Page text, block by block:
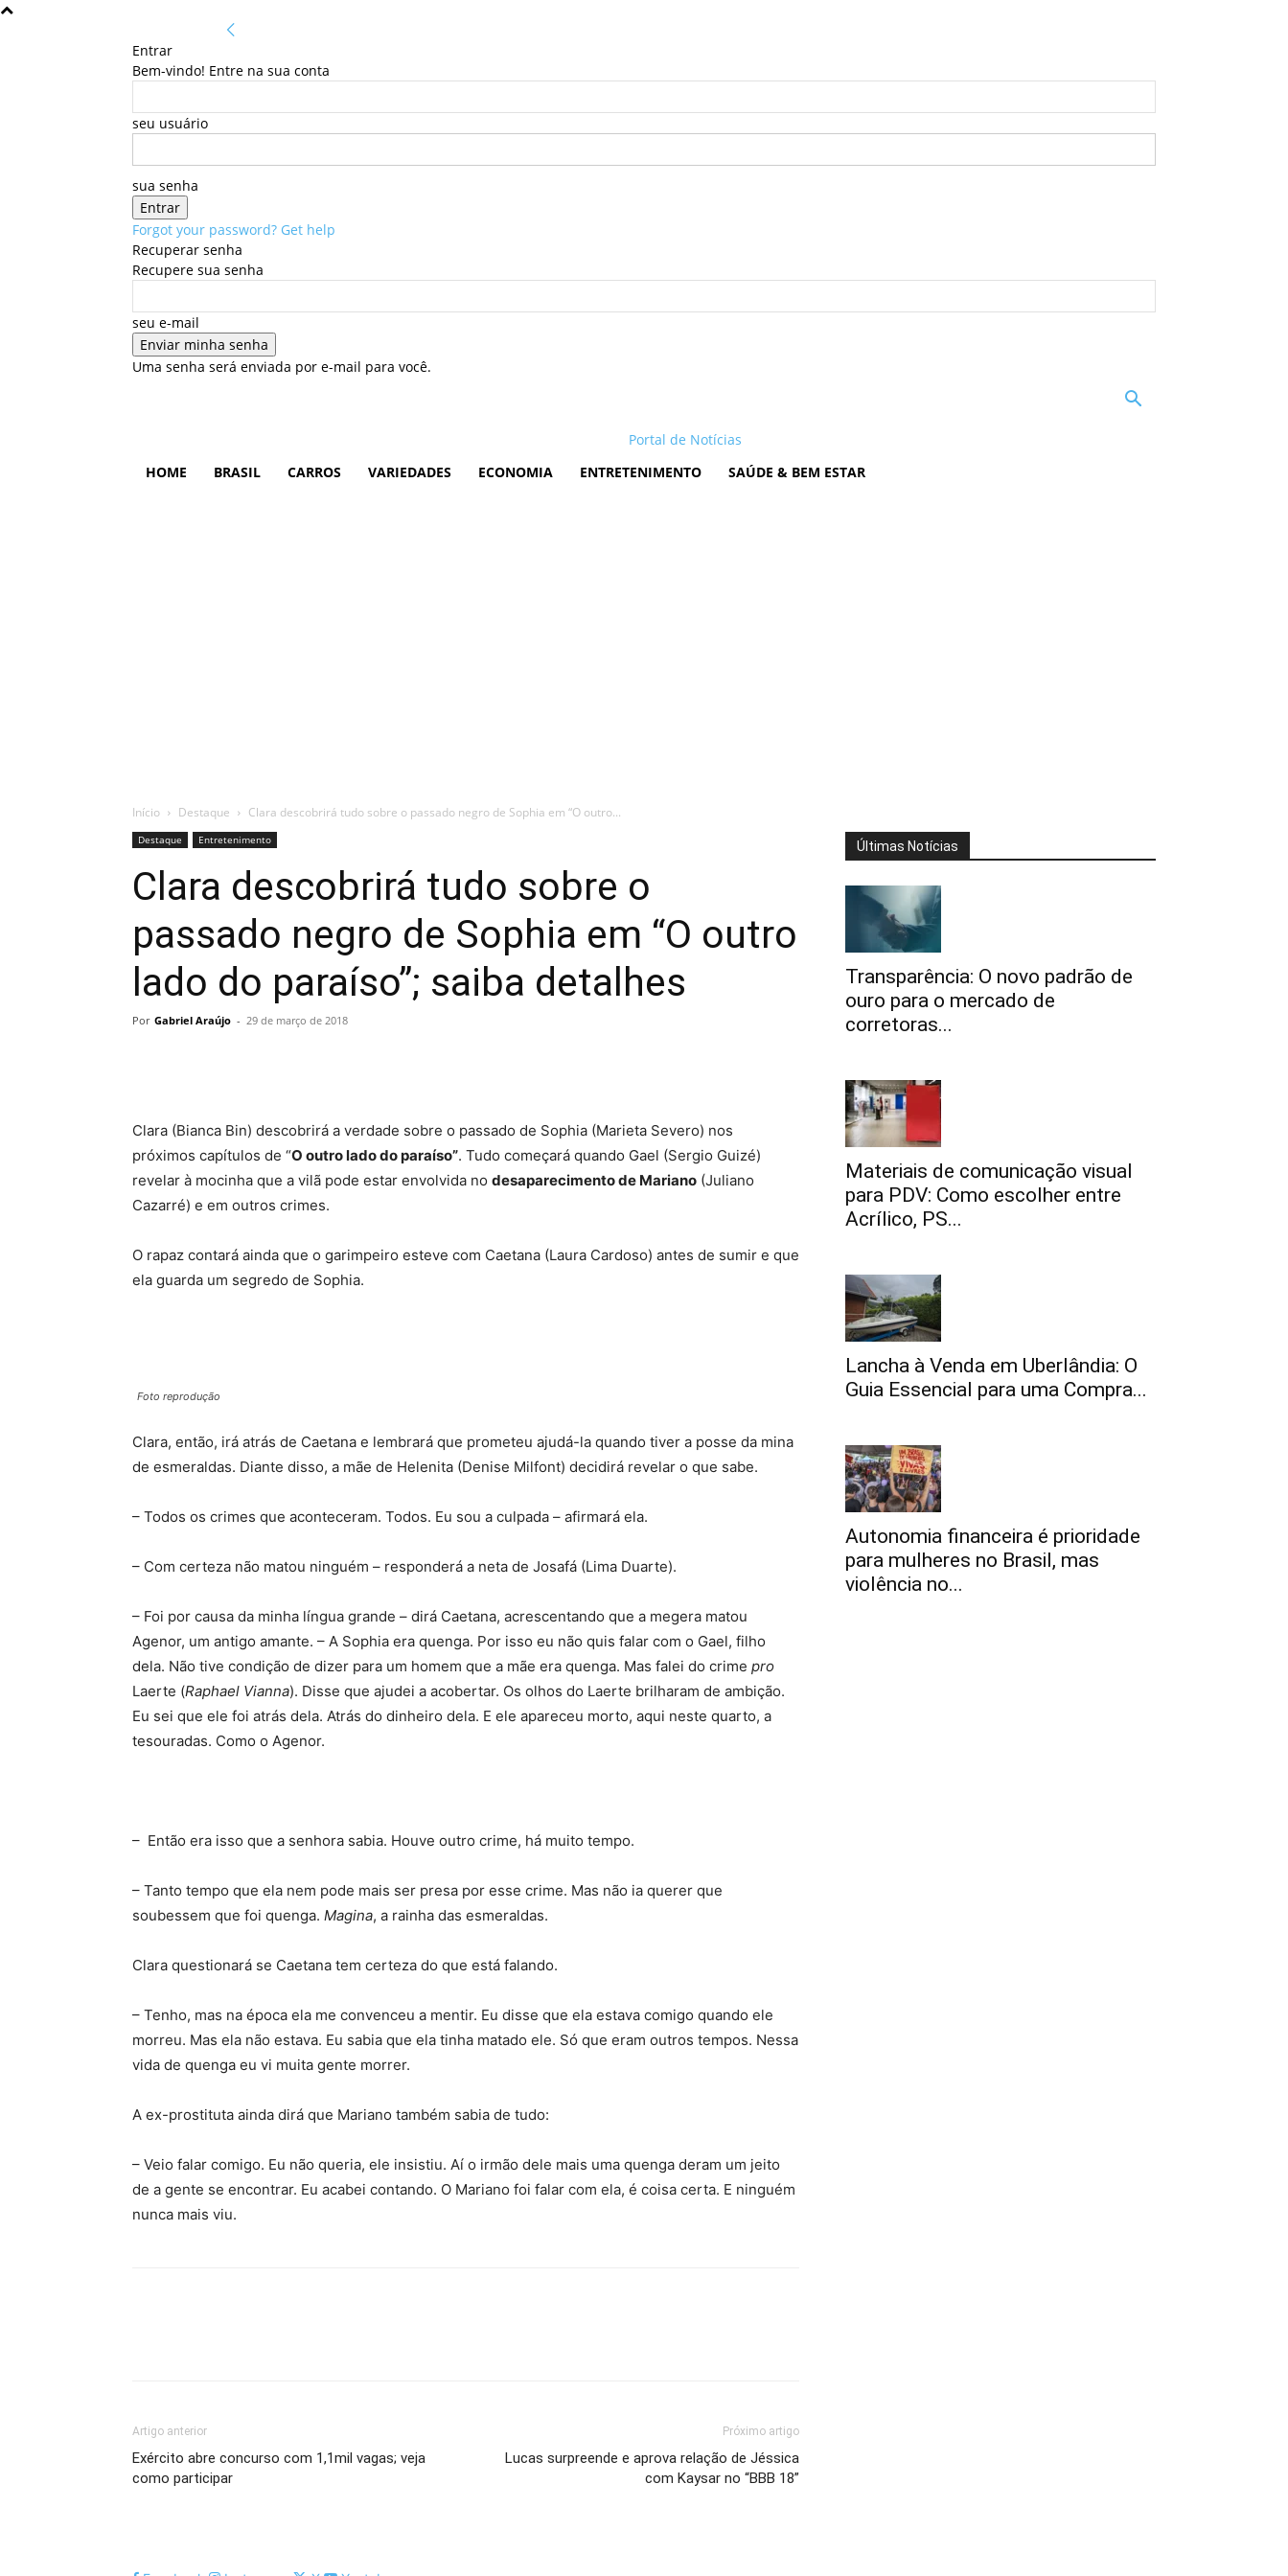
Entrar
Bem-vindo! Entre na sua conta
seu usuário
sua senha
Forgot your password? Get help
Recuperar senha
Recupere sua senha
seu e-mail
Uma senha será enviada por e-mail para você.
Portal de Notícias
HOME
BRASIL CARROS VARIEDADES ECONOMIA ENTRETENIMENTO SAÚDE & BEM ESTAR
Início Destaque Clara descobrirá tudo sobre o passado negro de Sophia em “O outro...
Destaque Entretenimento
Clara descobrirá tudo sobre o
passado negro de Sophia em “O outro
lado do paraíso”; saiba detalhes
Por Gabriel Araújo - 29 de março de 2018
Clara (Bianca Bin) descobrirá a verdade sobre o passado de Sophia (Marieta Severo) nos
próximos capítulos de “O outro lado do paraíso”. Tudo começará quando Gael (Sergio Guizé)
revelar à mocinha que a vilã pode estar envolvida no desaparecimento de Mariano (Juliano
Cazarré) e em outros crimes.
O rapaz contará ainda que o garimpeiro esteve com Caetana (Laura Cardoso) antes de sumir e que
ela guarda um segredo de Sophia.
Foto reprodução
Clara, então, irá atrás de Caetana e lembrará que prometeu ajudá-la quando tiver a posse da mina
de esmeraldas. Diante disso, a mãe de Helenita (Denise Milfont) decidirá revelar o que sabe.
– Todos os crimes que aconteceram. Todos. Eu sou a culpada – afirmará ela.
– Com certeza não matou ninguém – responderá a neta de Josafá (Lima Duarte).
– Foi por causa da minha língua grande – dirá Caetana, acrescentando que a megera matou
Agenor, um antigo amante. – A Sophia era quenga. Por isso eu não quis falar com o Gael, filho
dela. Não tive condição de dizer para um homem que a mãe era quenga. Mas falei do crime pro
Laerte (Raphael Vianna). Disse que ajudei a acobertar. Os olhos do Laerte brilharam de ambição.
Eu sei que ele foi atrás dela. Atrás do dinheiro dela. E ele apareceu morto, aqui neste quarto, a
tesouradas. Como o Agenor.
– Então era isso que a senhora sabia. Houve outro crime, há muito tempo.
– Tanto tempo que ela nem pode mais ser presa por esse crime. Mas não ia querer que
soubessem que foi quenga. Magina, a rainha das esmeraldas.
Clara questionará se Caetana tem certeza do que está falando.
– Tenho, mas na época ela me convenceu a mentir. Eu disse que ela estava comigo quando ele
morreu. Mas ela não estava. Eu sabia que ela tinha matado ele. Só que eram outros tempos. Nessa
vida de quenga eu vi muita gente morrer.
A ex-prostituta ainda dirá que Mariano também sabia de tudo:
– Veio falar comigo. Eu não queria, ele insistiu. Aí o irmão dele mais uma quenga deram um jeito
de a gente se encontrar. Eu acabei contando. O Mariano foi falar com ela, é coisa certa. E ninguém
nunca mais viu.
Artigo anterior
Exército abre concurso com 1,1mil vagas; veja
como participar
Próximo artigo
Lucas surpreende e aprova relação de Jéssica
com Kaysar no “BBB 18”
Últimas Notícias
Transparência: O novo padrão de
ouro para o mercado de
corretoras...
Materiais de comunicação visual
para PDV: Como escolher entre
Acrílico, PS...
Lancha à Venda em Uberlândia: O
Guia Essencial para uma Compra...
Autonomia financeira é prioridade
para mulheres no Brasil, mas
violência no...